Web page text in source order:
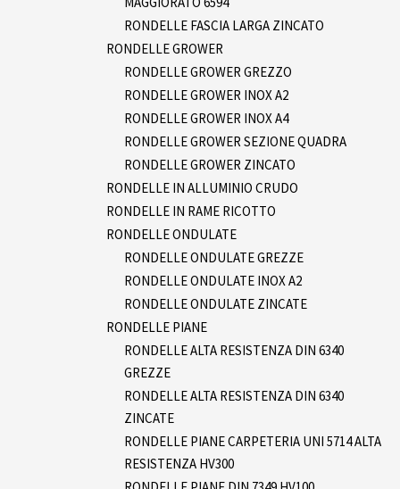
RONDELLE FASCIA LARGA ZINCATO
RONDELLE GROWER
RONDELLE GROWER GREZZO
RONDELLE GROWER INOX A2
RONDELLE GROWER INOX A4
RONDELLE GROWER SEZIONE QUADRA
RONDELLE GROWER ZINCATO
RONDELLE IN ALLUMINIO CRUDO
RONDELLE IN RAME RICOTTO
RONDELLE ONDULATE
RONDELLE ONDULATE GREZZE
RONDELLE ONDULATE INOX A2
RONDELLE ONDULATE ZINCATE
RONDELLE PIANE
RONDELLE ALTA RESISTENZA DIN 6340
GREZZE
RONDELLE ALTA RESISTENZA DIN 6340
ZINCATE
RONDELLE PIANE CARPETERIA UNI 5714 ALTA
RESISTENZA HV300